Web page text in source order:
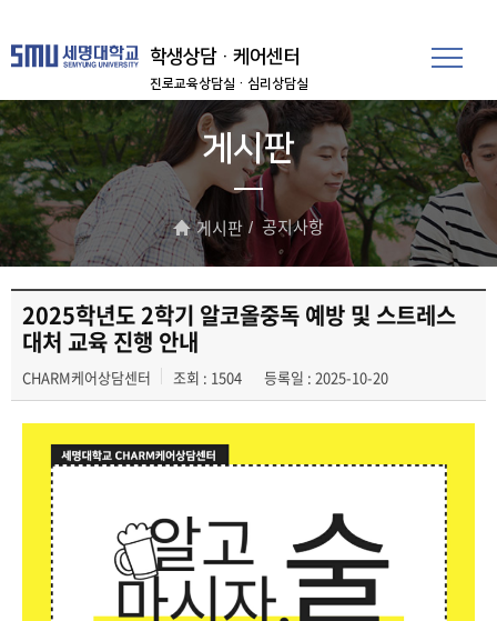
학생상담·케어센터
진로교육상담실 ·심리상담실
게시판
게시판 공지사항
2025학년도 2학기 알코올중독 예방 및 스트레스
대처 교육 진행 안내
CHARM케어상담센터 조회 : 1504 등록일 : 2025-10-20